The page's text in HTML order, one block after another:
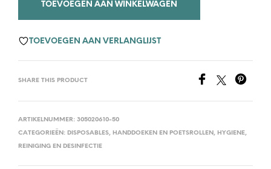
TOEVOEGEN AAN WINKELWAGEN
TOEVOEGEN AAN VERLANGLIJST
SHARE THIS PRODUCT
ARTIKELNUMMER: 305020610-50
CATEGORIEËN: DISPOSABLES, HANDDOEKEN EN POETSROLLEN, HYGIENE,
REINIGING EN DESINFECTIE